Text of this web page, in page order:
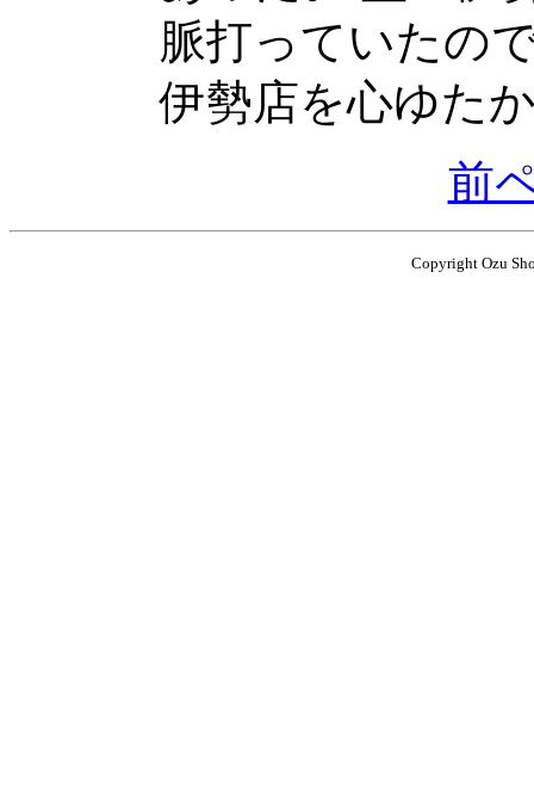
脈打っていたの
伊勢店を心ゆた
前
Copyright Ozu